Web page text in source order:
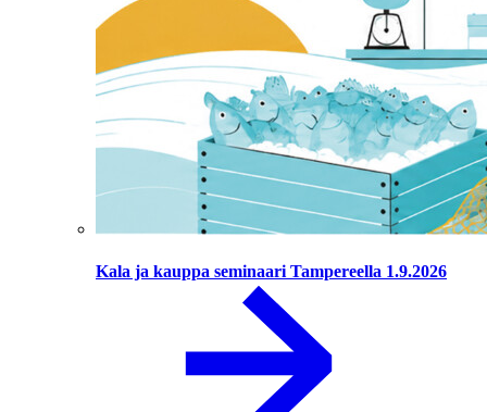
Kala ja kauppa seminaari Tampereella 1.9.2026